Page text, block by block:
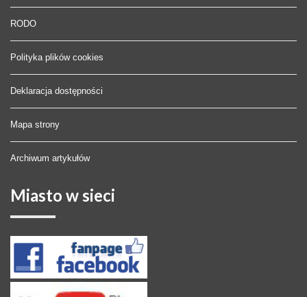
RODO
Polityka plików cookies
Deklaracja dostępności
Mapa strony
Archiwum artykułów
Miasto w sieci